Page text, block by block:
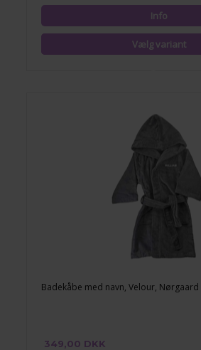
Badekåbe med navn, Velour, Nørgaard
349,00 DKK